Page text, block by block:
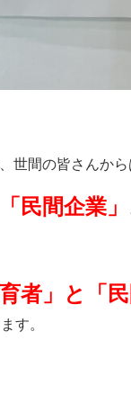
世間の皆さんから
「民間企業」
育者」と「
す。